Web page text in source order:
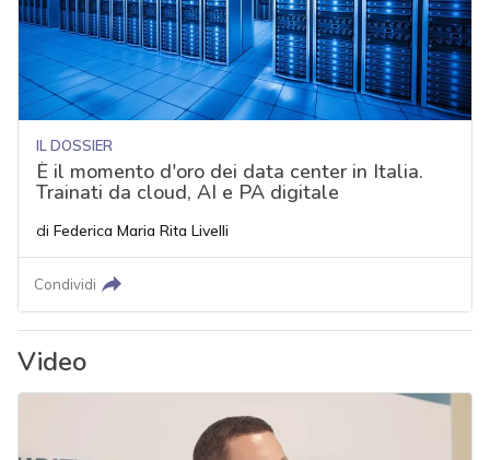
IL DOSSIER
È il momento d'oro dei data center in Italia.
Trainati da cloud, AI e PA digitale
di Federica Maria Rita Livelli
Condividi
Video